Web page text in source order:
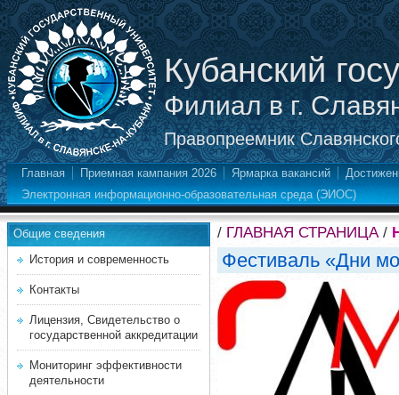
Кубанский
Филиал в г.
Правопреемник
Главная Приемная кампания 2026 Ярмарка вакансий
Электронная информационно-образовательная среда (ЭИОС)
Общие сведения
История и современность
Контакты
Лицензия, Свидетельство о
государственной аккредитации
Мониторинг эффективности
деятельности
/ ГЛАВНАЯ СТРАНИЦА/
Фестиваль «Дни